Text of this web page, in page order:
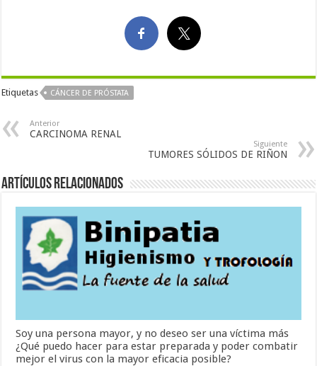
Etiquetas CÁNCER DE PRÓSTATA
Anterior
CARCINOMA RENAL
Siguiente
TUMORES SÓLIDOS DE RIÑON
Artículos Relacionados
Soy una persona mayor, y no deseo ser una víctima más
¿Qué puedo hacer para estar preparada y poder combatir
mejor el virus con la mayor eficacia posible?